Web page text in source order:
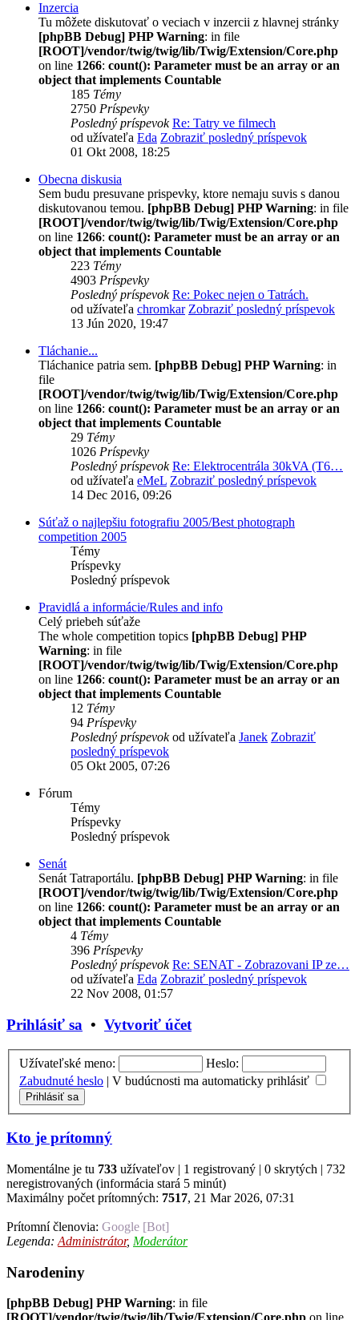
Inzercia
Tu môžete diskutovať o veciach v inzercii z hlavnej stránky
[phpBB Debug] PHP Warning: in file
[ROOT]/vendor/twig/twig/lib/Twig/Extension/Core.php
on line 1266: count(): Parameter must be an array or an
object that implements Countable
185 Témy
2750 Príspevky
Posledný príspevok Re: Tatry ve filmech
od užívateľa Eda Zobraziť posledný príspevok
01 Okt 2008, 18:25
Obecna diskusia
Sem budu presuvane prispevky, ktore nemaju suvis s danou
diskutovanou temou. [phpBB Debug] PHP Warning: in file
[ROOT]/vendor/twig/twig/lib/Twig/Extension/Core.php
on line 1266: count(): Parameter must be an array or an
object that implements Countable
223 Témy
4903 Príspevky
Posledný príspevok Re: Pokec nejen o Tatrách.
od užívateľa chromkar Zobraziť posledný príspevok
13 Jún 2020, 19:47
Tláchanie...
Tláchanice patria sem. [phpBB Debug] PHP Warning: in
file
[ROOT]/vendor/twig/twig/lib/Twig/Extension/Core.php
on line 1266: count(): Parameter must be an array or an
object that implements Countable
29 Témy
1026 Príspevky
Posledný príspevok Re: Elektrocentrála 30kVA (T6…
od užívateľa eMeL Zobraziť posledný príspevok
14 Dec 2016, 09:26
Súťaž o najlepšiu fotografiu 2005/Best photograph
competition 2005
Témy
Príspevky
Posledný príspevok
Pravidlá a informácie/Rules and info
Celý priebeh súťaže
The whole competition topics [phpBB Debug] PHP
Warning: in file
[ROOT]/vendor/twig/twig/lib/Twig/Extension/Core.php
on line 1266: count(): Parameter must be an array or an
object that implements Countable
12 Témy
94 Príspevky
Posledný príspevokod užívateľa Janek Zobraziť
posledný príspevok
05 Okt 2005, 07:26
Fórum
Témy
Príspevky
Posledný príspevok
Senát
Senát Tatraportálu. [phpBB Debug] PHP Warning: in file
[ROOT]/vendor/twig/twig/lib/Twig/Extension/Core.php
on line 1266: count(): Parameter must be an array or an
object that implements Countable
4 Témy
396 Príspevky
Posledný príspevok Re: SENAT - Zobrazovani IP ze…
od užívateľa Eda Zobraziť posledný príspevok
22 Nov 2008, 01:57
Prihlásiť sa • Vytvoriť účet
Užívateľské meno:
Heslo:
Zabudnuté heslo | V budúcnosti ma automaticky prihlásiť
Kto je prítomný
Momentálne je tu 733 užívateľov | 1 registrovaný | 0 skrytých | 732
neregistrovaných (informácia stará 5 minút)
Maximálny počet prítomných: 7517, 21 Mar 2026, 07:31
Prítomní členovia: Google [Bot]
Legenda: Administrátor, Moderátor
Narodeniny
[phpBB Debug] PHP Warning: in file